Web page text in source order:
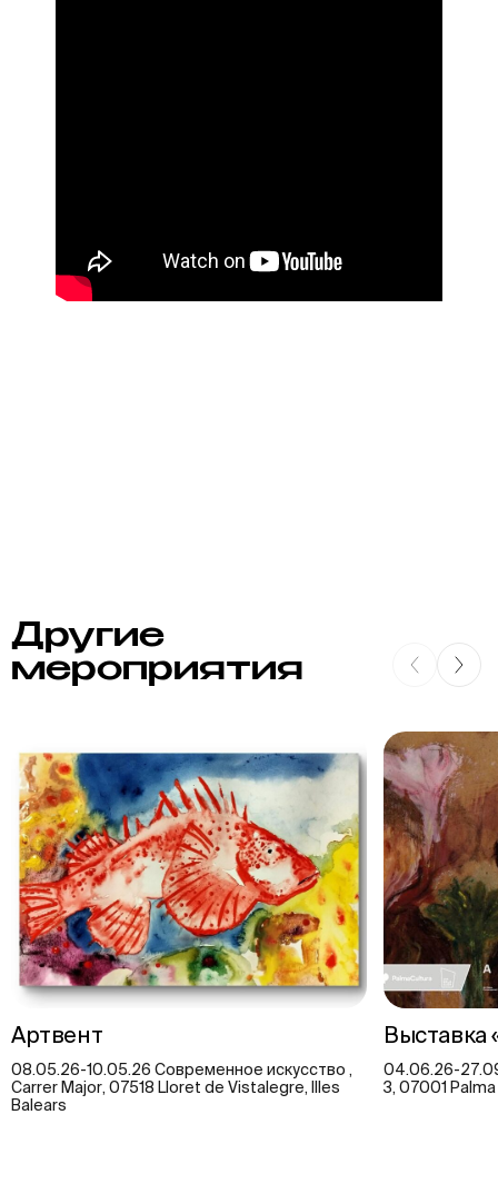
Другие
мероприятия
Артвент
08.05.26-10.05.26 Современное искусство ,
Carrer Major, 07518 Lloret de Vistalegre, Illes
Balears
Выставка
04.06.26-
3, 07001